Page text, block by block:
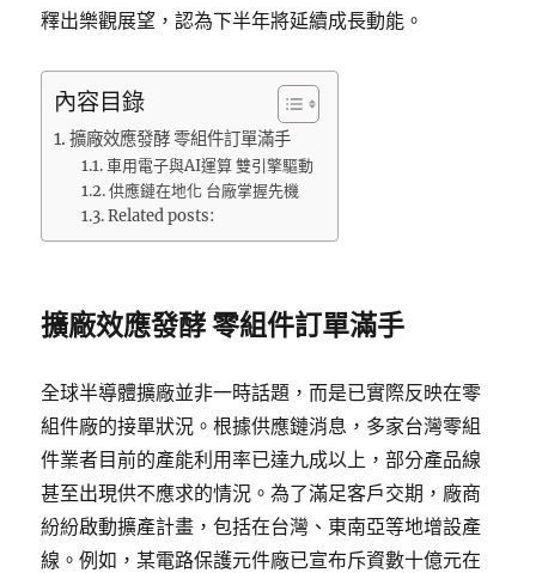
釋出樂觀展望，認為下半年將延續成長動能。
內容目錄
擴廠效應發酵 零組件訂單滿手
車用電子與AI運算 雙引擎驅動
供應鏈在地化 台廠掌握先機
Related posts:
擴廠效應發酵 零組件訂單滿手
全球半導體擴廠並非一時話題，而是已實際反映在零
組件廠的接單狀況。根據供應鏈消息，多家台灣零組
件業者目前的產能利用率已達九成以上，部分產品線
甚至出現供不應求的情況。為了滿足客戶交期，廠商
紛紛啟動擴產計畫，包括在台灣、東南亞等地增設產
線。例如，某電路保護元件廠已宣布斥資數十億元在